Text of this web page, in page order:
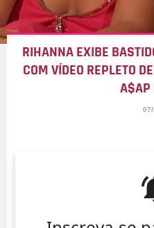
RIHANNA EXIBE
COM VÍDEO REPLETO
A$AP